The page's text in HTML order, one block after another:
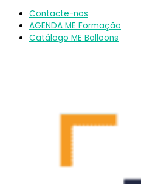
Contacte-nos
AGENDA ME Formação
Catálogo ME Balloons